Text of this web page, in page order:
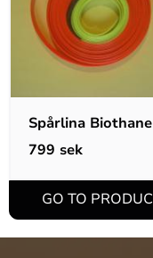
Spårlina Biothane
799 sek